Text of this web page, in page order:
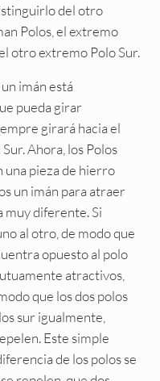
del otro
Polos, el extremo
otro extremo Polo Sur.
imán está
pueda girar
girará hacia el
Ahora, los Polos
una pieza de hierro
un imán para atraer
muy diferente. Si
al otro, de modo que
opuesto al polo
atractivos,
que los dos polos
sur igualmente,
Este simple
de los polos se